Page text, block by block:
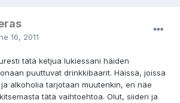
16, 2011
tätä ketjua lukiessani häiden
puuttuvat drinkkibaarit. Häissä, joissa
alkoholia tarjotaan muutenkin, en näe
tätä vaihtoehtoa. Olut, siideri ja